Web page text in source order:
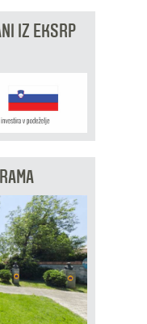
IZ EKSRP